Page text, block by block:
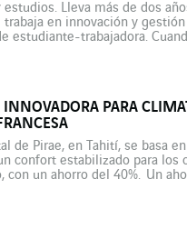
Lleva más de dos
en innovación y
estudiante-trabajadora.
PARA
de Pirae, en Tahití, se basa
confort estabilizado para los
un ahorro del 40%. Un